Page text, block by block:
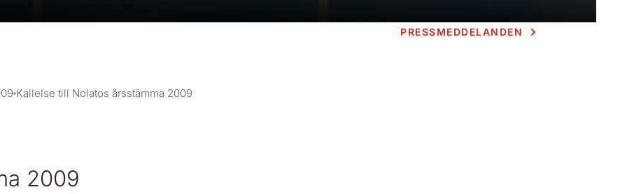
Kallelse till Nolatos årsstämma 2009
2009
PRESSMEDDELANDEN